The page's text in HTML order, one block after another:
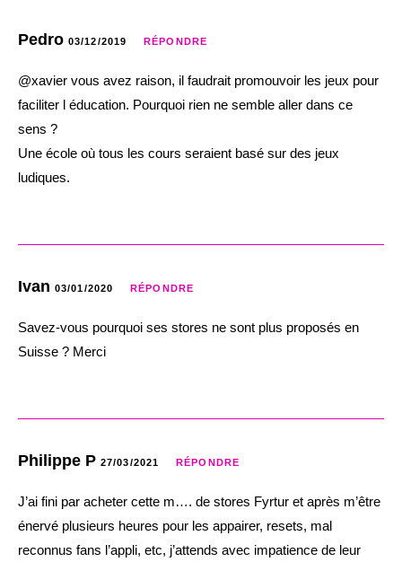
Pedro 03/12/2019 RÉPONDRE
@xavier vous avez raison, il faudrait promouvoir les jeux pour
faciliter l éducation. Pourquoi rien ne semble aller dans ce
sens ?
Une école où tous les cours seraient basé sur des jeux
ludiques.
Ivan 03/01/2020 RÉPONDRE
Savez-vous pourquoi ses stores ne sont plus proposés en
Suisse ? Merci
Philippe P 27/03/2021 RÉPONDRE
J’ai fini par acheter cette m…. de stores Fyrtur et après m’être
énervé plusieurs heures pour les appairer, resets, mal
reconnus fans l’appli, etc, j’attends avec impatience de leur